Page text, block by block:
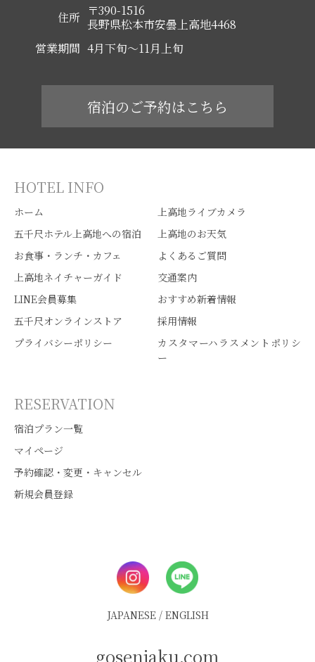
住所
〒390-1516
長野県松本市安曇上高地4468
営業期間 4月下旬～11月上旬
宿泊のご予約はこちら
HOTEL INFO
ホーム
上高地ライブカメラ
五千尺ホテル上高地への宿泊
上高地のお天気
お食事・ランチ・カフェ
よくあるご質問
上高地ネイチャーガイド
交通案内
LINE会員募集
おすすめ新着情報
五千尺オンラインストア
採用情報
プライバシーポリシー
カスタマーハラスメントポリシ
ー
RESERVATION
宿泊プラン一覧
マイページ
予約確認・変更・キャンセル
新規会員登録
JAPANESE/ ENGLISH
gosenjaku.com